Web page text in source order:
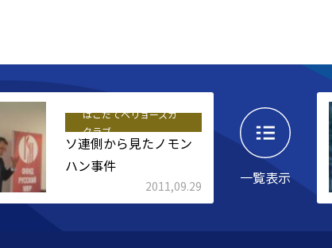
はこだてベリョースカ
クラブ
ソ連側から見たノモン
ハン事件
2011,09.29 一覧表示